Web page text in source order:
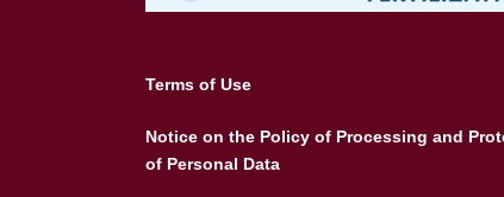
Terms of Use
Notice on the Policy of Processing and
of Personal Data